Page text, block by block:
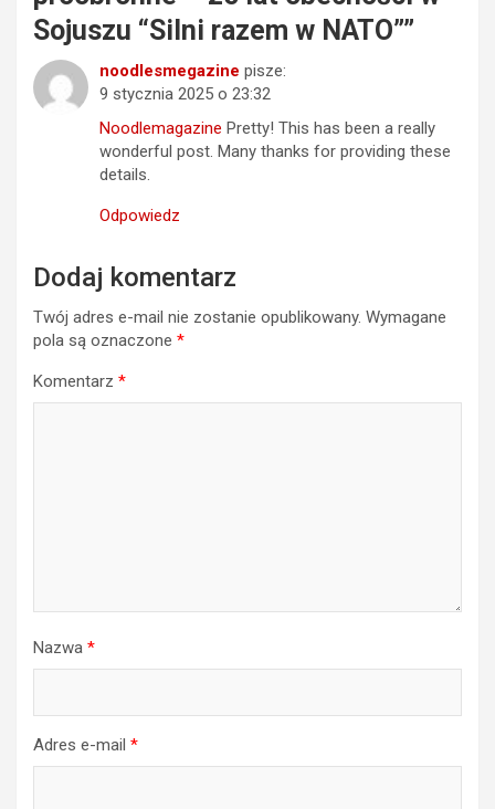
Sojuszu “Silni razem w NATO””
noodlesmegazine pisze:
9 stycznia 2025 o 23:32
Noodlemagazine Pretty! This has been a really
wonderful post. Many thanks for providing these
details.
Odpowiedz
Dodaj komentarz
Twój adres e-mail nie zostanie opublikowany. Wymagane
pola są oznaczone *
Komentarz *
Nazwa *
Adres e-mail *